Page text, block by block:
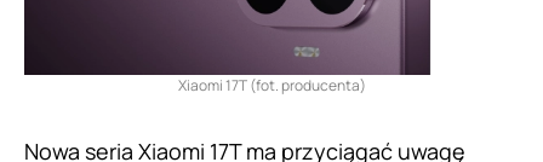
Xiaomi 17T (fot. producenta)
Nowa seria Xiaomi 17T ma przyciągać uwagę